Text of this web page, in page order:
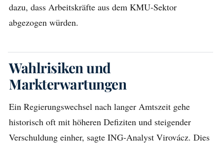
dazu, dass Arbeitskräfte aus dem KMU-Sektor
abgezogen würden.
Wahlrisiken und
Markterwartungen
Ein Regierungswechsel nach langer Amtszeit gehe
historisch oft mit höheren Defiziten und steigender
Verschuldung einher, sagte ING-Analyst Virovácz. Dies